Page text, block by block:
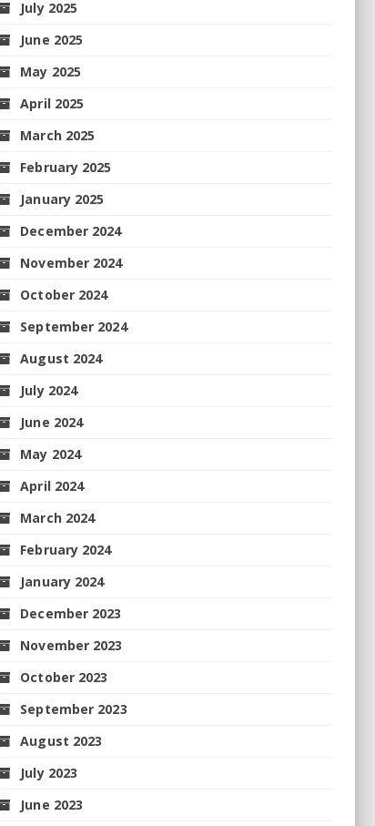
July 2025
June 2025
May 2025
April 2025
March 2025
February 2025
January 2025
December 2024
November 2024
October 2024
September 2024
August 2024
July 2024
June 2024
May 2024
April 2024
March 2024
February 2024
January 2024
December 2023
November 2023
October 2023
September 2023
August 2023
July 2023
June 2023